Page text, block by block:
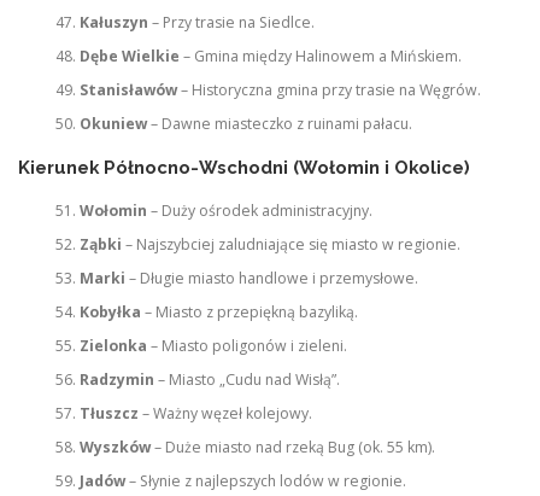
Kałuszyn – Przy trasie na Siedlce.
Dębe Wielkie – Gmina między Halinowem a Mińskiem.
Stanisławów– Historyczna gmina przy trasie na Węgrów.
Okuniew– Dawne miasteczko z ruinami pałacu.
Kierunek Północno-Wschodni (Wołomin i Okolice)
Wołomin – Duży ośrodek administracyjny.
Ząbki – Najszybciej zaludniające się miasto w regionie.
Marki – Długie miasto handlowe i przemysłowe.
Kobyłka – Miasto z przepiękną bazyliką.
Zielonka – Miasto poligonów i zieleni.
Radzymin – Miasto „Cudu nad Wisłą”.
Tłuszcz – Ważny węzeł kolejowy.
Wyszków– Duże miasto nad rzeką Bug (ok. 55 km).
Jadów– Słynie z najlepszych lodów w regionie.